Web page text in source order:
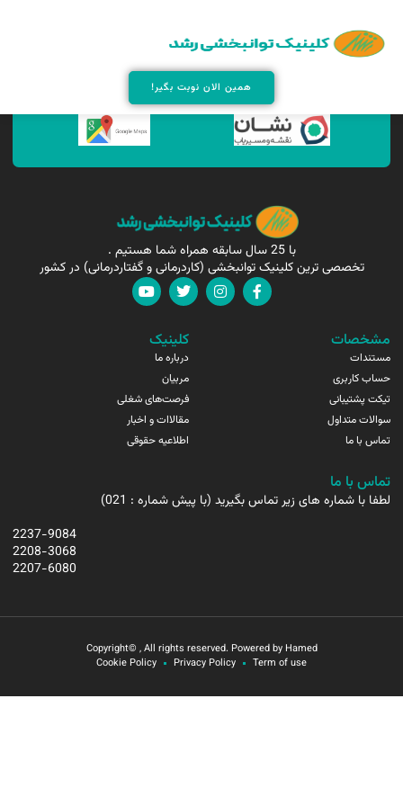
همین الان نوبت بگیر!
همین الان مارا پیدا کنید !
با 25 سال سابقه همراه شما هستیم .
تخصصی ترین کلینیک توانبخشی (کاردرمانی و گفتاردرمانی) در کشور
مشخصات
مستندات
حساب کاربری
تیکت پشتیبانی
سوالات متداول
تماس با ما
کلینیک
درباره ما
مربیان
فرصت‌های شغلی
مقالاات و اخبار
اطلاعیه حقوقی
تماس با ما
لطفا با شماره های زیر تماس بگیرید (با پیش شماره : 021)
2237-9084
2208-3068
2207-6080
Copyright© , All rights reserved. Powered by Hamed
Term of use
Privacy Policy
Cookie Policy